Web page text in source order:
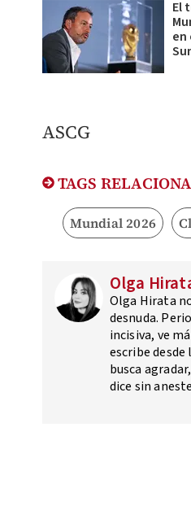
El
en
ASCG
TAGS
Mundial 2026
Olga
Olga Hirata
desnuda.
incisiva, ve
escribe
busca
dice sin